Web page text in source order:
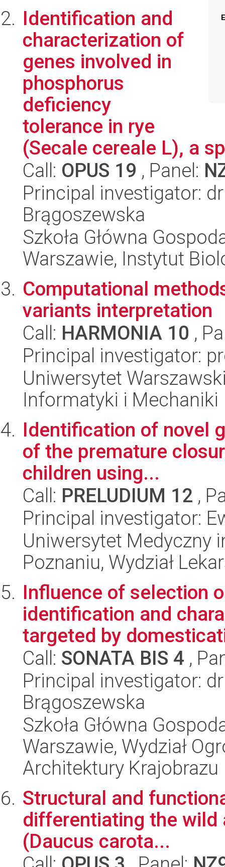
Identification and
characterization of
genes involved in
phosphorus
deficiency
tolerance in rye
(Secale cereale L), a
Call: OPUS 19 , Panel:
Principal investigator:
Brągoszewska
Szkoła Główna
Warszawie, Instytut
Computational
variants interpretation
Call: HARMONIA 10 ,
Principal investigator:
Uniwersytet
Informatyki i Mechaniki
Identification of novel
of the premature
children using...
Call: PRELUDIUM 12 ,
Principal investigator:
Uniwersytet Medyczny
Poznaniu, Wydział
Influence of selection
identification and
targeted by
Call: SONATA BIS 4 ,
Principal investigator:
Brągoszewska
Szkoła Główna
Warszawie, Wydział
Architektury Krajobrazu
Structural and
differentiating the wild
(Daucus carota...